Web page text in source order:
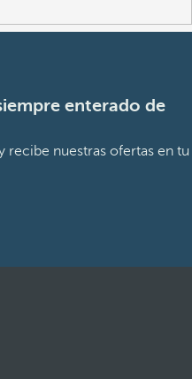
enterado de
recibe nuestras ofertas en tu